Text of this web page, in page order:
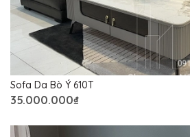
Sofa Da Bò Ý 610T
35.000.000₫